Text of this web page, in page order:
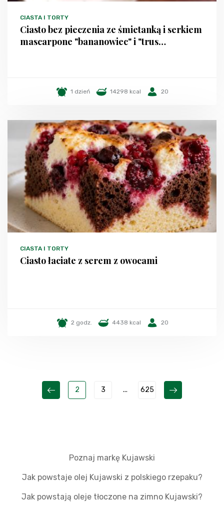
CIASTA I TORTY
Ciasto bez pieczenia ze śmietanką i serkiem
mascarpone "bananowiec" i "trus…
1 dzień 14298 kcal 20
CIASTA I TORTY
Ciasto łaciate z serem z owocami
2 godz. 4438 kcal 20
2 3 ... 625
Poznaj markę Kujawski
Jak powstaje olej Kujawski z polskiego rzepaku?
Jak powstają oleje tłoczone na zimno Kujawski?